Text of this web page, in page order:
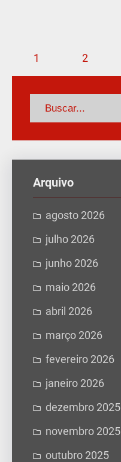
1 2
e
s
s
r
Arquivo
agosto 2026
julho 2026
junho 2026
maio 2026
abril 2026
março 2026
fevereiro 2026
janeiro 2026
dezembro 2025
novembro 2025
outubro 2025